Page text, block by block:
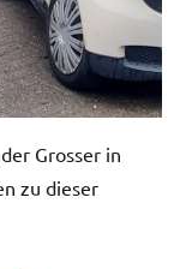
Grosser in
zu dieser